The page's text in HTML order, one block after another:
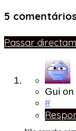
5 comentários
Passar
Gui on
#